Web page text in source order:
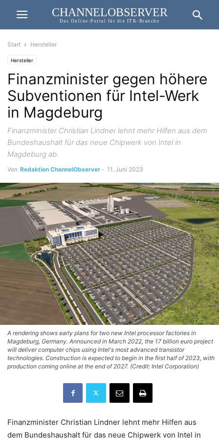
CHANNELOBSERVER
Das Online-Portal für die ITK-Branche
Start Hersteller
Hersteller
Finanzminister gegen höhere
Subventionen für Intel-Werk
in Magdeburg
Finanzminister Christian Lindner lehnt mehr Hilfen aus dem
Bundeshaushalt für das neue Chipwerk von Intel in
Magdeburg ab.
Von Redaktion ChannelObserver - 11. Juni 2023
A rendering shows early plans for two new Intel processor factories in
Magdeburg, Germany. Announced in March 2022, the 17 billion euro project
will deliver computer chips using Intel's most advanced transistor
technologies. Construction is expected to begin in the first half of 2023, with
production coming online at the end of 2027. (Credit: Intel Corporation)
Finanzminister Christian Lindner lehnt mehr Hilfen aus
dem Bundeshaushalt für das neue Chipwerk von Intel in